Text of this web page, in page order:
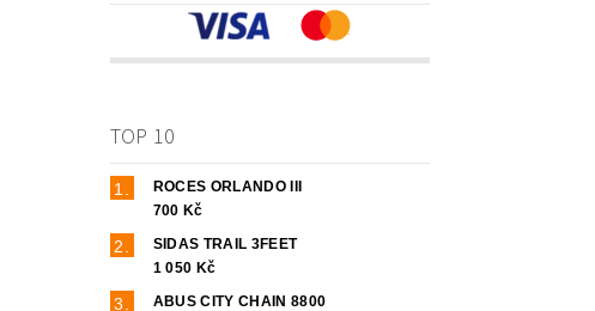
TOP 10
ROCES ORLANDO III
700 Kč
SIDAS TRAIL 3FEET
1 050 Kč
ABUS CITY CHAIN 8800